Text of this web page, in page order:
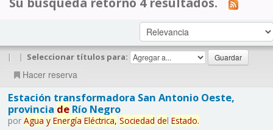
| | Seleccionar títulos para:
Hacer reserva
Estación transformadora San Antonio Oeste,
provincia deRío Negro
por Agua y Energía Eléctrica, Sociedad del Estado.